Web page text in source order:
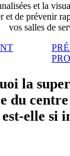
et la
et de prévenir
vos salles de
la
du centre
elle si